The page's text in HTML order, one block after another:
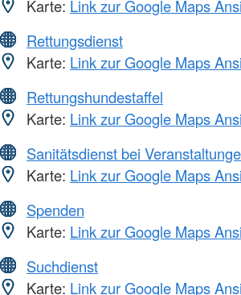
Karte: Link zur Google Maps
Rettungsdienst
Karte: Link zur Google Maps
Rettungshundestaffel
Karte: Link zur Google Maps
Sanitätsdienst bei
Karte: Link zur Google Maps
Spenden
Karte: Link zur Google Maps
Suchdienst
Karte: Link zur Google Maps